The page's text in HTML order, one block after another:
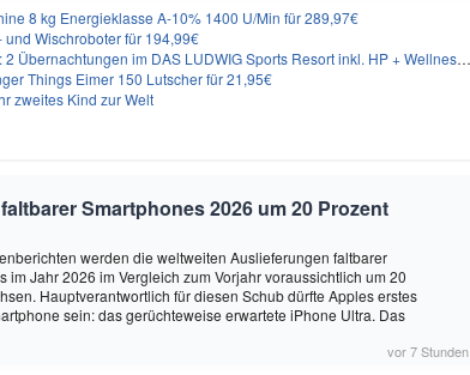
8 kg Energieklasse A-10% 1400 U/Min für 289,97€
und Wischroboter für 194,99€
im DAS LUDWIG Sports Resort inkl. HP + Wellness ab 174€ p.P.
Things Eimer 150 Lutscher für 21,95€
zweites Kind zur Welt
Smartphones 2026 um 20 Prozent
werden die weltweiten Auslieferungen faltbarer
im Jahr 2026 im Vergleich zum Vorjahr voraussichtlich um 20
Hauptverantwortlich für diesen Schub dürfte Apples erstes
sein: das gerüchteweise erwartete iPhone Ultra. Das
vor 7 Stunden